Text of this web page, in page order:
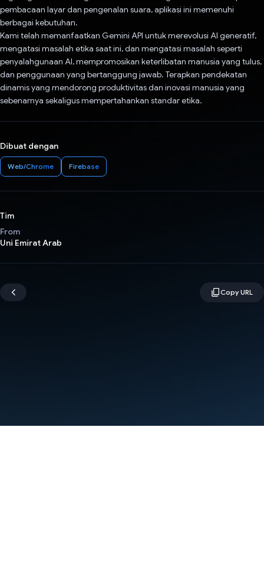
pembacaan layar dan pengenalan suara, aplikasi ini memenuhi
berbagai kebutuhan.
Kami telah memanfaatkan Gemini API untuk merevolusi AI generatif,
mengatasi masalah etika saat ini, dan mengatasi masalah seperti
penyalahgunaan AI, mempromosikan keterlibatan manusia yang tulus,
dan penggunaan yang bertanggung jawab. Terapkan pendekatan
dinamis yang mendorong produktivitas dan inovasi manusia yang
sebenarnya sekaligus mempertahankan standar etika.
Dibuat dengan
Web/Chrome Firebase
Tim
From
Uni Emirat Arab